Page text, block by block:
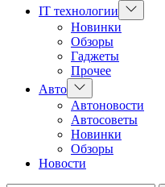
IT технологии
Показать
подменю
Новинки
Обзоры
Гаджеты
Прочее
Авто Показать
подменю
Автоновости
Автосоветы
Новинки
Обзоры
Новости